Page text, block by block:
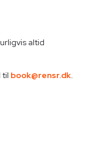
altid
til book@rensr.dk.